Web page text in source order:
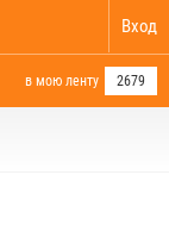
Вход
в мою ленту 2679